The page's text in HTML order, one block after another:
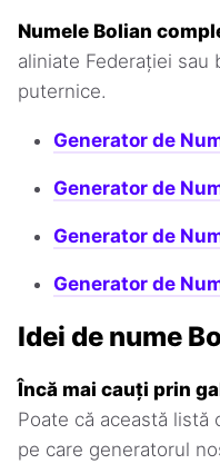
Numele Bolian
aliniate Federației sau
puternice.
Generator de
Generator de
Generator de
Generator de
Idei de nume
Încă mai cauți prin
Poate că această listă
pe care generatorul